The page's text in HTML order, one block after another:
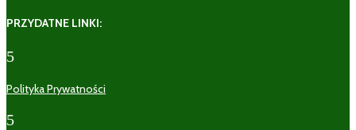
PRZYDATNE LINKI:
5
Polityka Prywatności
5